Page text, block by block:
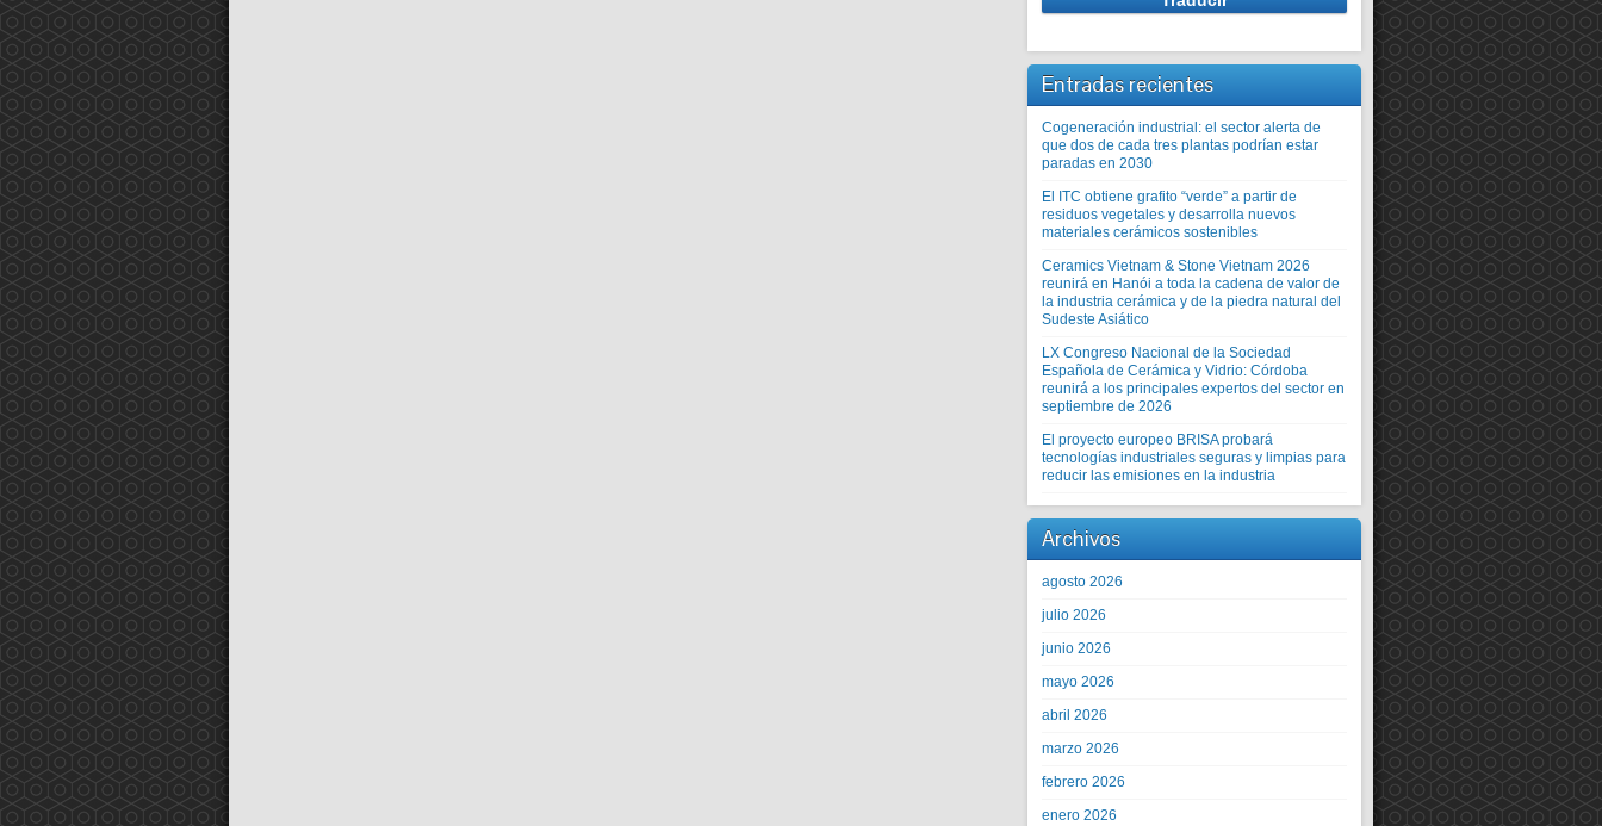
Entradas recientes
Cogeneración industrial: el sector alerta de
que dos de cada tres plantas podrían estar
paradas en 2030
El ITC obtiene grafito “verde” a partir de
residuos vegetales y desarrolla nuevos
materiales cerámicos sostenibles
Ceramics Vietnam & Stone Vietnam 2026
reunirá en Hanói a toda la cadena de valor de
la industria cerámica y de la piedra natural del
Sudeste Asiático
LX Congreso Nacional de la Sociedad
Española de Cerámica y Vidrio: Córdoba
reunirá a los principales expertos del sector en
septiembre de 2026
El proyecto europeo BRISA probará
tecnologías industriales seguras y limpias para
reducir las emisiones en la industria
Archivos
agosto 2026
julio 2026
junio 2026
mayo 2026
abril 2026
marzo 2026
febrero 2026
enero 2026